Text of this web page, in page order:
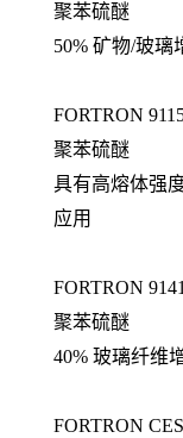
聚苯硫醚
50% 矿物/玻
FORTRON
聚苯硫醚
具有高熔体强
应用
FORTRON
聚苯硫醚
40% 玻璃纤维
FORTRON